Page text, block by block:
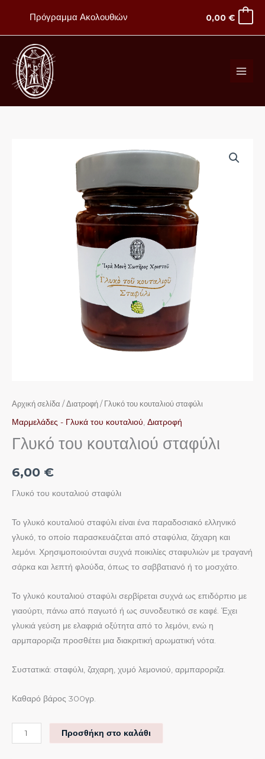
περιεχόμενο
Πρόγραμμα Ακολουθιών 0,00 €
Αρχική σελίδα / Διατροφή / Γλυκό του κουταλιού σταφύλι
Μαρμελάδες - Γλυκά του κουταλιού Διατροφή
Γλυκό του κουταλιού σταφύλι
6,00 €
Γλυκό του κουταλιού σταφύλι
Το γλυκό κουταλιού σταφύλι είναι ένα παραδοσιακό ελληνικό
γλυκό, το οποίο παρασκευάζεται από σταφύλια, ζάχαρη και
λεμόνι. Χρησιμοποιούνται συχνά ποικιλίες σταφυλιών με τραγανή
σάρκα και λεπτή φλούδα, όπως το σαββατιανό ή το μοσχάτο.
Το γλυκό κουταλιού σταφύλι σερβίρεται συχνά ως επιδόρπιο με
γιαούρτι, πάνω από παγωτό ή ως συνοδευτικό σε καφέ. Έχει
γλυκιά γεύση με ελαφριά οξύτητα από το λεμόνι, ενώ η
αρμπαροριζα προσθέτει μια διακριτική αρωματική νότα.
Συστατικά: σταφύλι, ζαχαρη, χυμό λεμονιού, αρμπαροριζα.
Καθαρό βάρος 300γρ.
Προσθήκη στο καλάθι